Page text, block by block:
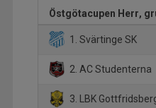
Östgötacupen Herr,
1. Svärtinge SK
2. AC Studenterna
3. LBK